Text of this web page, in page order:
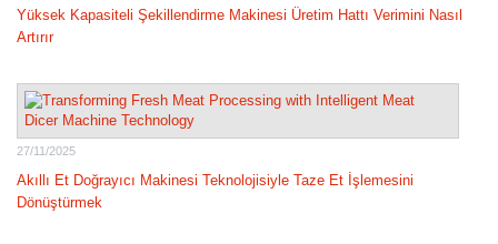
Yüksek Kapasiteli Şekillendirme Makinesi Üretim Hattı Verimini Nasıl
Artırır
27/11/2025
Akıllı Et Doğrayıcı Makinesi Teknolojisiyle Taze Et İşlemesini
Dönüştürmek